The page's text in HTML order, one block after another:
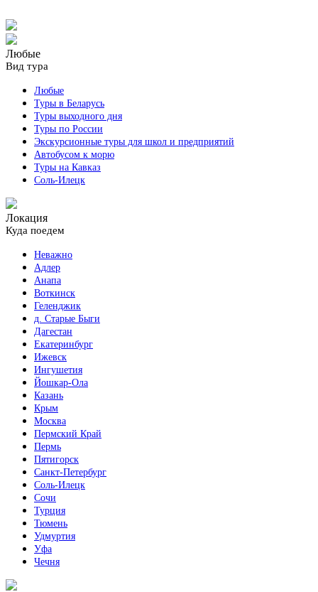
Любые
Вид тура
Любые
Туры в Беларусь
Туры выходного дня
Туры по России
Экскурсионные туры для школ и предприятий
Автобусом к морю
Туры на Кавказ
Соль-Илецк
Локация
Куда поедем
Неважно
Адлер
Анапа
Воткинск
Геленджик
д. Старые Быги
Дагестан
Екатеринбург
Ижевск
Ингушетия
Йошкар-Ола
Казань
Крым
Москва
Пермский Край
Пермь
Пятигорск
Санкт-Петербург
Соль-Илецк
Сочи
Турция
Тюмень
Удмуртия
Уфа
Чечня